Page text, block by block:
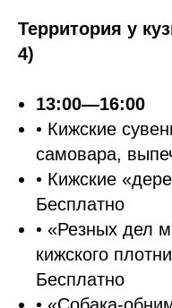
Территория у
4)
13:00—16:00
• Кижские
самовара,
• Кижские
Бесплатно
• «Резных дел
кижского
Бесплатно